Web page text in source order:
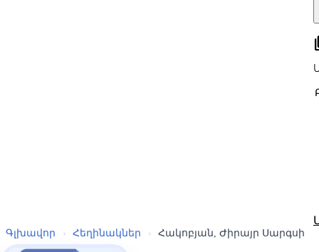
Գլխավոր › Հեղինակներ › Հակոբյան, Ժիրայր Սարգսի